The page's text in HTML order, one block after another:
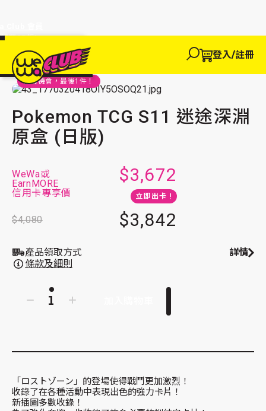
單95折!
輸入優惠
即
達95折!
登入/註冊
We買 We玩 We賺
探索
WeWa
卡
主頁 We 買 收藏卡
把握機會，最後1 件！
Pokemon TCG S11 迷途深淵 原盒 (日版)
Pokemon TCG S11 迷途深淵
原盒 (日版)
WeWa或
EarnMORE
信用卡專享價
$3,672
立即出卡 !
$4,080 $3,842
產品領取方式 詳情
條款及細則
「ロストゾーン」的登場使得戰鬥更加激烈！
收錄了在各種活動中表現出色的強力卡片！
新插圖多數收錄！